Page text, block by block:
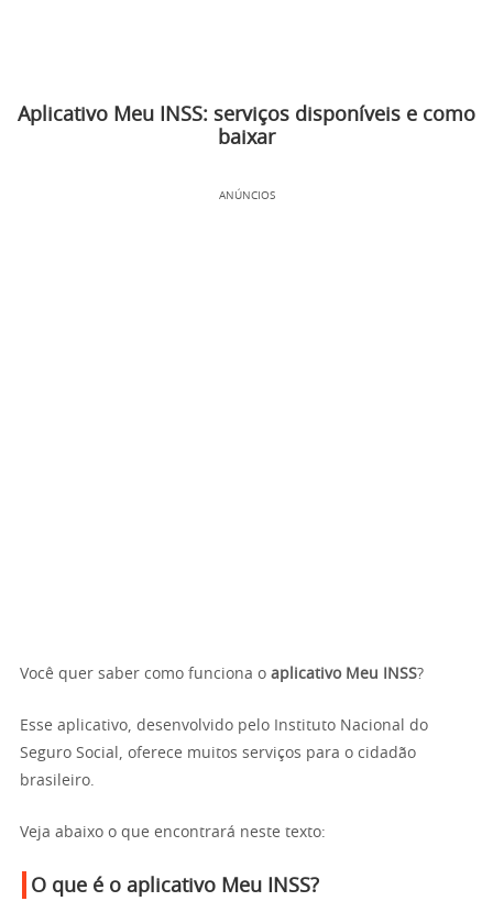
Aplicativo Meu INSS: serviços disponíveis e como
baixar
ANÚNCIOS
Você quer saber como funciona o aplicativo Meu INSS?
Esse aplicativo, desenvolvido pelo Instituto Nacional do
Seguro Social, oferece muitos serviços para o cidadão
brasileiro.
Veja abaixo o que encontrará neste texto:
O que é o aplicativo Meu INSS?